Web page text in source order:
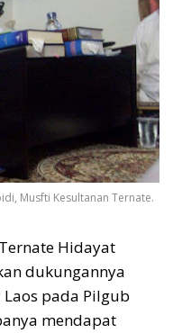
Musfti Kesultanan Ternate.
Hidayat
dukungannya
pada Pilgub
mendapat